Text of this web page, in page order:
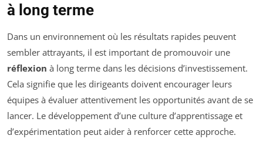
à long terme
Dans un environnement où les résultats rapides peuvent
sembler attrayants, il est important de promouvoir une
réflexion à long terme dans les décisions d’investissement.
Cela signifie que les dirigeants doivent encourager leurs
équipes à évaluer attentivement les opportunités avant de se
lancer. Le développement d’une culture d’apprentissage et
d’expérimentation peut aider à renforcer cette approche.